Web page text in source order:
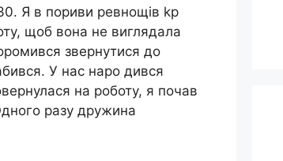
Я в пориви ревнощів kp
щоб вона не виглядала
звернутися до
У нас наро дився
на роботу, я почав
разу дружина